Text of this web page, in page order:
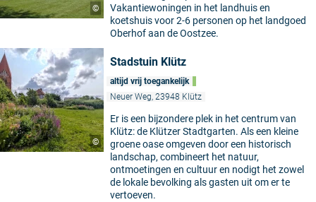
©
Vakantiewoningen in het landhuis en
koetshuis voor 2-6 personen op het landgoed
Oberhof aan de Oostzee.
©
Stadstuin Klütz
altijd vrij toegankelijk
Neuer Weg, 23948 Klütz
Er is een bijzondere plek in het centrum van
Klütz: de Klützer Stadtgarten. Als een kleine
groene oase omgeven door een historisch
landschap, combineert het natuur,
ontmoetingen en cultuur en nodigt het zowel
de lokale bevolking als gasten uit om er te
vertoeven.